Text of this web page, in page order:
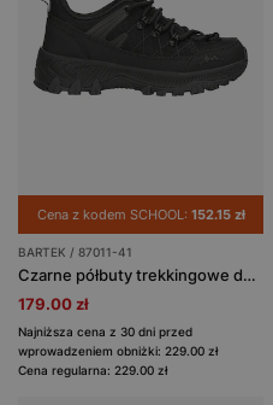
Cena z kodem SCHOOL: 152.15 zł
BARTEK / 87011-41
Czarne półbuty trekkingowe dziecięce BARTEK 87011-41
179.00 zł
Najniższa cena z 30 dni przed
wprowadzeniem obniżki: 229.00 zł
Cena regularna: 229.00 zł